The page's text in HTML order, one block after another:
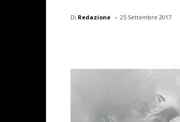
Di Redazione - 25 Settembre 2017